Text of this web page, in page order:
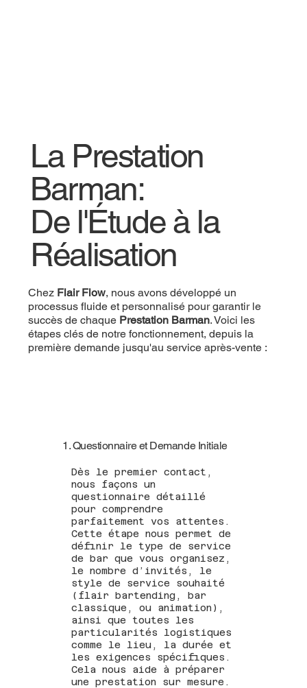
La Prestation
Barman:
De l'Étude à la
Réalisation
Chez Flair Flow, nous avons développé un
processus fluide et personnalisé pour garantir le
succès de chaque Prestation Barman. Voici les
étapes clés de notre fonctionnement, depuis la
première demande jusqu'au service après-vente :
1. Questionnaire et Demande Initiale
Dès le premier contact,
nous façons un
questionnaire détaillé
pour comprendre
parfaitement vos attentes.
Cette étape nous permet de
définir le type de service
de bar que vous organisez,
le nombre d’invités, le
style de service souhaité
(flair bartending, bar
classique, ou animation),
ainsi que toutes les
particularités logistiques
comme le lieu, la durée et
les exigences spécifiques.
Cela nous aide à préparer
une prestation sur mesure.